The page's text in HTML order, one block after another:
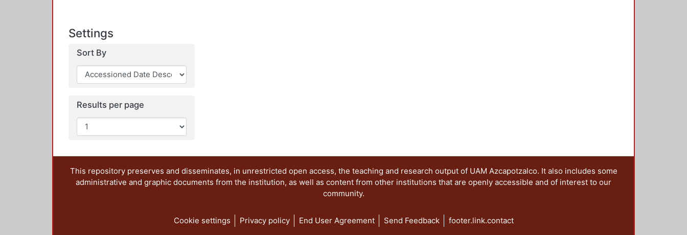
Settings
Sort By
Results per page
This repository preserves and disseminates, in unrestricted open access, the teaching and research output of UAM Azcapotzalco. It also includes some
administrative and graphic documents from the institution, as well as content from other institutions that are openly accessible and of interest to our
community.
Cookie settings Privacy policy End User Agreement Send Feedback footer.link.contact